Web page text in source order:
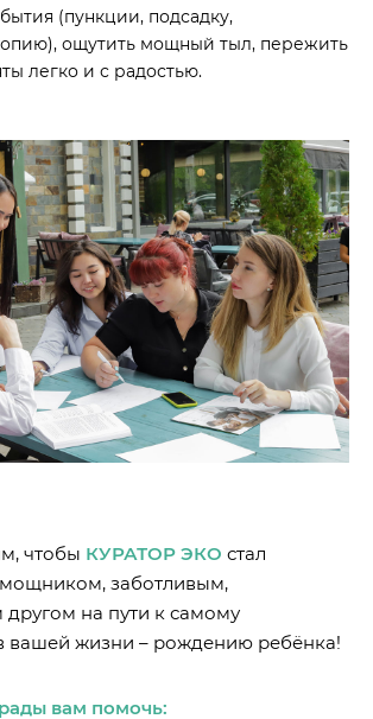
(пункции, подсадку,
ощутить мощный тыл, пережить
легко и с радостью.
чтобы КУРАТОР ЭКО стал
заботливым,
на пути к самому
вашей жизни – рождению ребёнка!
вам помочь: